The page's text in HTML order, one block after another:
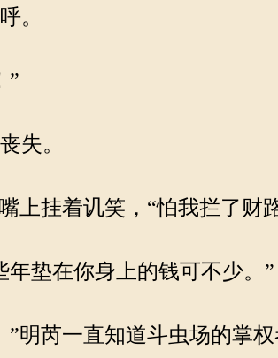
。
”
失。
上挂着讥笑，“怕我拦了财
垫在你身上的钱可不少。”
芮一直知道斗虫场的掌权